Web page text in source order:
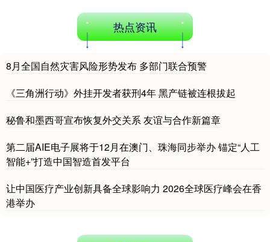
热点资讯
8月全国自然灾害风险形势发布 多部门联合预警
《三角洲行动》外挂开发者获刑4年 黑产链被连根拔起
秘鲁和墨西哥宣布恢复外交关系 友谊与合作新篇章
第二届AIE电子展将于12月在澳门、珠海同步举办 锚定“人工
智能+”打造中国智造首发平台
让中国医疗产业创新具备全球影响力 2026全球医疗峰会在香
港举办